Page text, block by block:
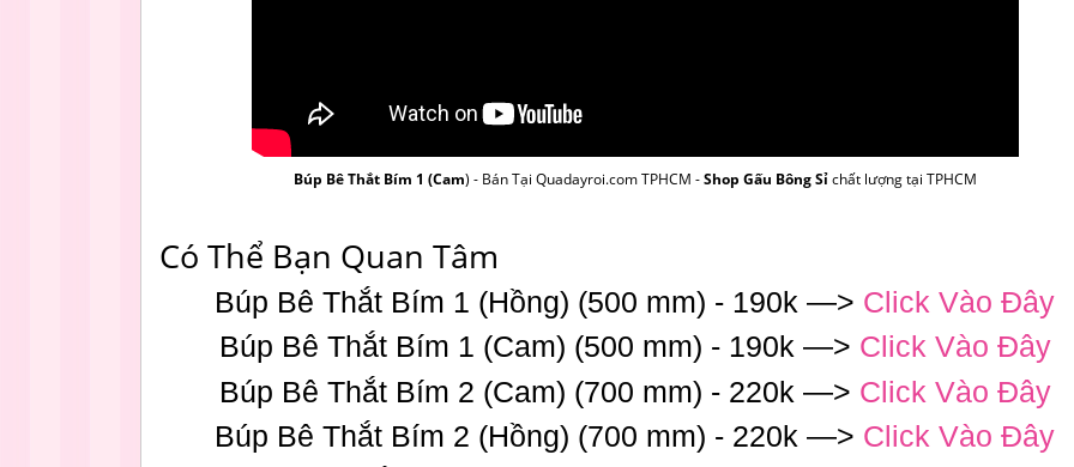
Búp Bê Thắt Bím 1 (Cam) - Bán Tại Quadayroi.com TPHCM -Shop Gấu Bông Sỉchất lượng tại TPHCM
Có Thể Bạn Quan Tâm
Búp Bê Thắt Bím 1 (Hồng) (500 mm) - 190k —> Click Vào Đây
Búp Bê Thắt Bím 1 (Cam) (500 mm) - 190k —> Click Vào Đây
Búp Bê Thắt Bím 2 (Cam) (700 mm) - 220k —> Click Vào Đây
Búp Bê Thắt Bím 2 (Hồng) (700 mm) - 220k —> Click Vào Đây